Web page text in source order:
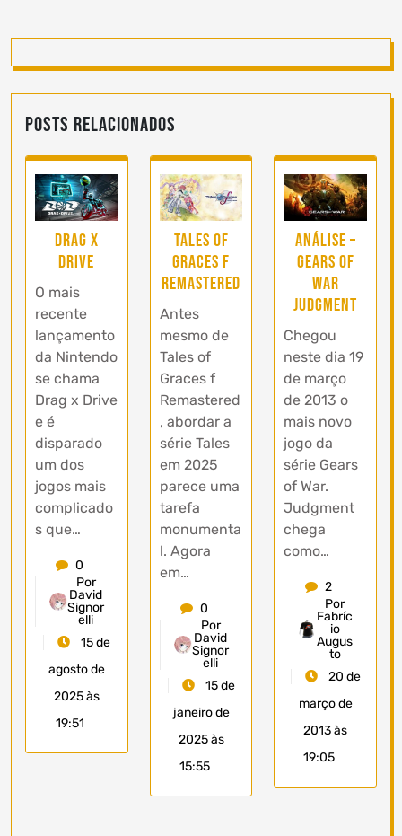
Posts Relacionados
Drag x
Drive
O mais
recente
lançamento
da Nintendo
se chama
Drag x Drive
e é
disparado
um dos
jogos mais
complicado
s que…
0
Por
David
Signor
elli
15 de
agosto de
2025 às
19:51
Tales of
Graces f
Remastered
Antes
mesmo de
Tales of
Graces f
Remastered
, abordar a
série Tales
em 2025
parece uma
tarefa
monumenta
l. Agora
em…
0
Por
David
Signor
elli
15 de
janeiro de
2025 às
15:55
Análise –
Gears of
War
Judgment
Chegou
neste dia 19
de março
de 2013 o
mais novo
jogo da
série Gears
of War.
Judgment
chega
como…
2
Por
Fabríc
io
Augus
to
20 de
março de
2013 às
19:05